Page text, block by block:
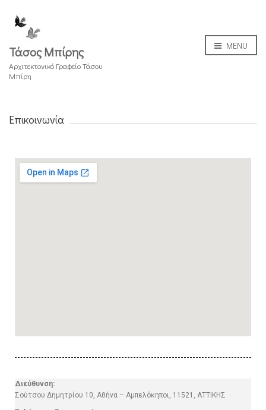
Τάσος Μπίρης
Αρχιτεκτονικό Γραφείο Τάσου
Μπίρη
MENU
Επικοινωνία
Διεύθυνση:
Σούτσου Δημητρίου 10, Αθήνα – Αμπελόκηποι, 11521, ΑΤΤΙΚΗΣ